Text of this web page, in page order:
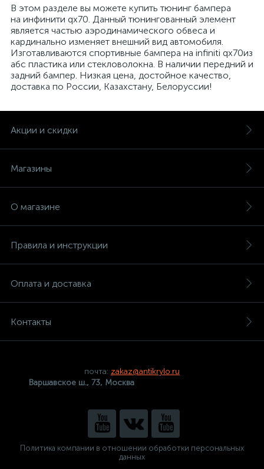
В этом разделе вы можете купить тюнинг бампера
на инфинити qx70. Данный тюнингованный элемент
является частью аэродинамического обвеса и
кардинально изменяет внешний вид автомобиля.
Изготавливаются спортивные бампера на infiniti qx70из
абс пластика или стекловолокна. В наличии передний и
задний бампер. Низкая цена, достойное качество,
доставка по России, Казахстану, Белоруссии!
Акции и скидки
Магазины
О магазине
Правила и инструкции
Оплата и доставка
Контакты
почта: zakaz@antikrylo.ru
Варшавское ш., 73, Москва
Политика компании в отношении обработки персональных
данных